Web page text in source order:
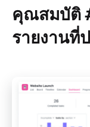
คุณสมบัติ
รายงานที่